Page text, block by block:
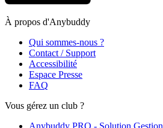
À propos d'Anybuddy
Qui sommes-nous ?
Contact / Support
Accessibilité
Espace Presse
FAQ
Vous gérez un club ?
Anybuddy PRO - Solution Gestion